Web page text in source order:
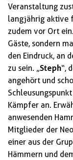
Veranstaltung
langjährig aktive
zudem vor Ort
Gäste, sondern
den Eindruck, an
zu sein. „Steph“,
angehört und
Kämpfer an.
anwesenden
Mitglieder der
einer aus der
Hämmern und